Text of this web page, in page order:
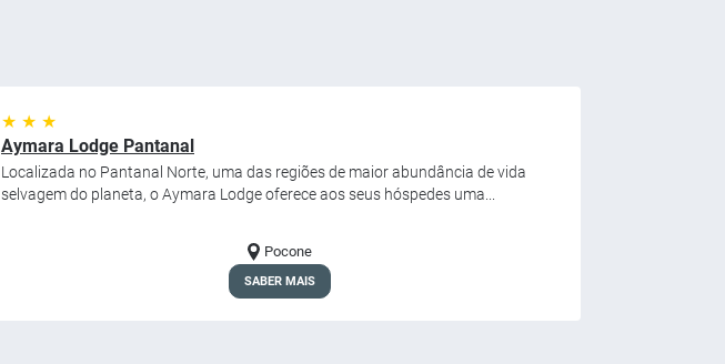
★ ★ ★
Aymara Lodge Pantanal
Localizada no Pantanal Norte, uma das regiões de maior abundância de vida
selvagem do planeta, o Aymara Lodge oferece aos seus hóspedes uma...
Pocone
SABER MAIS